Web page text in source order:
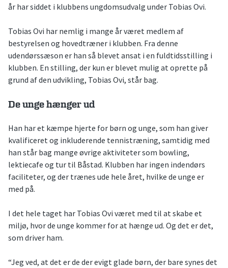
år har siddet i klubbens ungdomsudvalg under Tobias Ovi.
Tobias Ovi har nemlig i mange år været medlem af
bestyrelsen og hovedtræner i klubben. Fra denne
udendørssæson er han så blevet ansat i en fuldtidsstilling i
klubben. En stilling, der kun er blevet mulig at oprette på
grund af den udvikling, Tobias Ovi, står bag.
De unge hænger ud
Han har et kæmpe hjerte for børn og unge, som han giver
kvalificeret og inkluderende tennistræning, samtidig med
han står bag mange øvrige aktiviteter som bowling,
lektiecafe og tur til Båstad. Klubben har ingen indendørs
faciliteter, og der trænes ude hele året, hvilke de unge er
med på.
I det hele taget har Tobias Ovi været med til at skabe et
miljø, hvor de unge kommer for at hænge ud. Og det er det,
som driver ham.
“Jeg ved, at det er de der evigt glade børn, der bare synes det